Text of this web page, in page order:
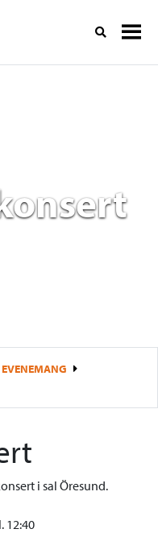
EVENEMANG
i sal Öresund.
12:40